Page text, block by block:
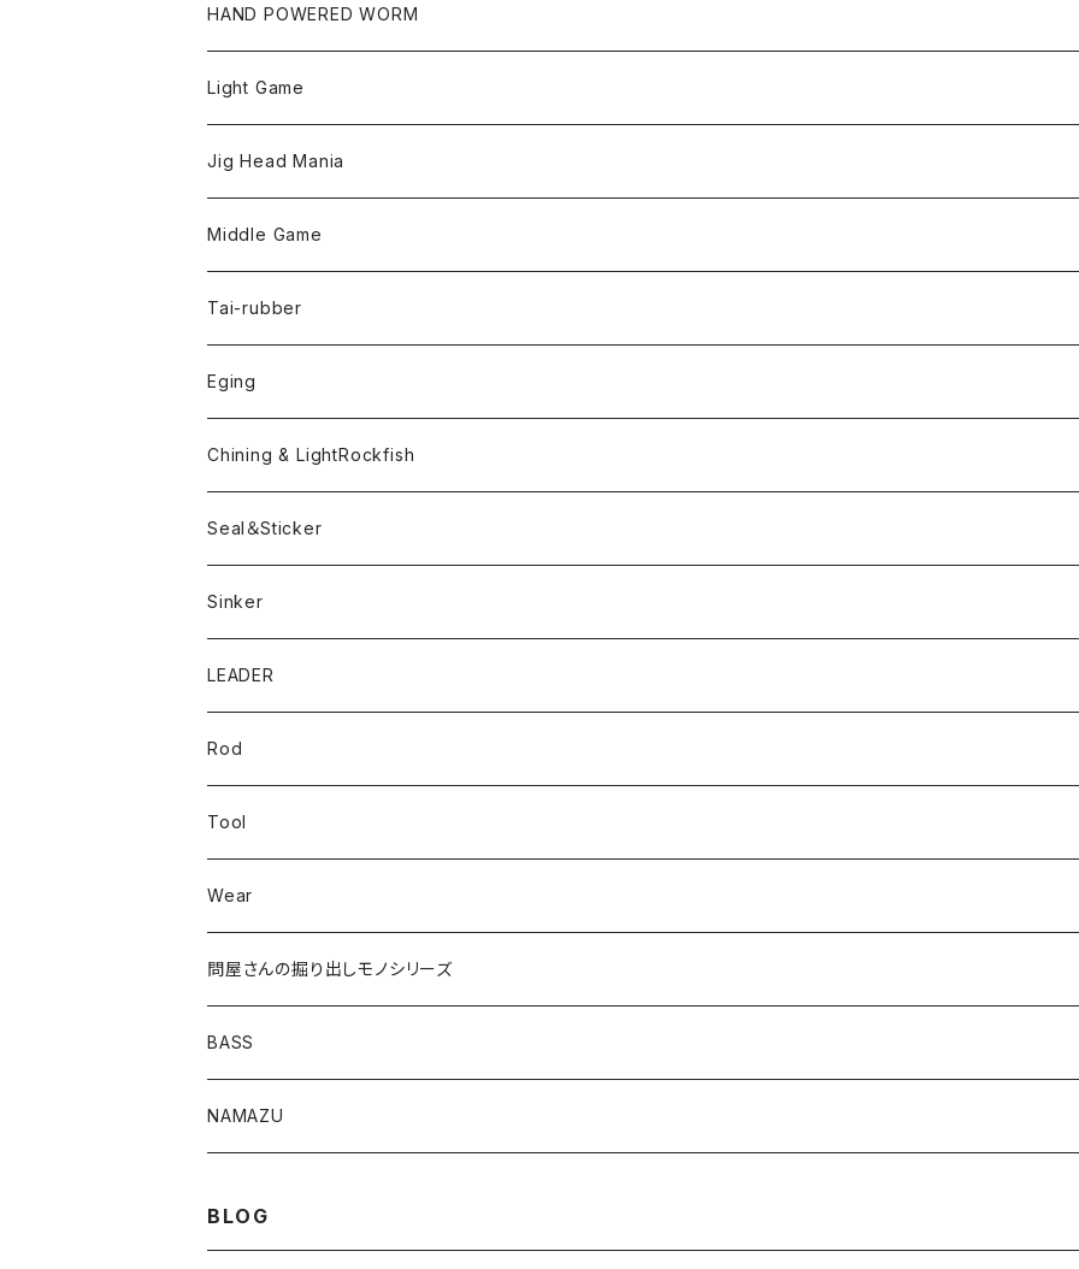
HAND POWERED WORM
Light Game
LightGame Worm
Bスネイクmicro
Fリトリーバー
漁港ワームLv.2
Bスネイクinch
Luckyワームシリーズ
ディープスワイパー
Snap
Handle Knob
Jig Head Mania
Phase-up
ピカルヘッド
LEVEL6
YARIE
ECOGEAR
Middle Game
Tai-rubber
TWObyTWO
ツートンネクタイ
ACTIVE
Eging
Egi
Rig
Chining & LightRockfish
Worm
KeeperLine
Seal＆Sticker
Sinker
キーパーライン
U4シンカー
LEADER
Rod
Tool
Wear
問屋さんの掘り出しモノシリーズ
BASS
NAMAZU
BLOG